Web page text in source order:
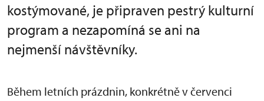
kostýmované, je připraven pestrý kulturní
program a nezapomíná se ani na
nejmenší návštěvníky.
Během letních prázdnin, konkrétně v červenci